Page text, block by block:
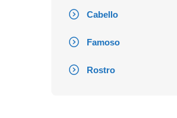
Cabello
Famoso
Rostro